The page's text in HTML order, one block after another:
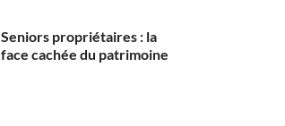
Seniors propriétaires : la
face cachée du patrimoine